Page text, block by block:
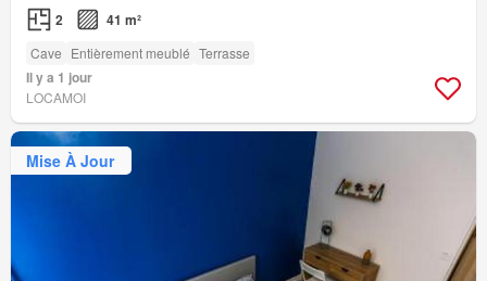
2 41 m²
Cave Entièrement meublé Terrasse
Il y a 1 jour
LOCAMOI
Mise À Jour